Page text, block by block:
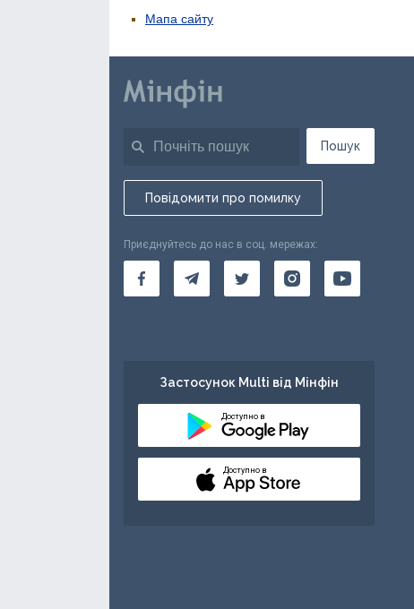
Мапа сайту
Пошук
Повідомити про помилку
Приєднуйтесь до нас в соц. мережах:
Застосунок Multi від Мінфін
Доступно в
Доступно в